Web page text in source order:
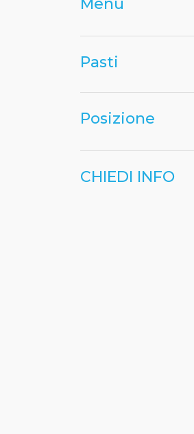
Menu
Pasti
Posizione
CHIEDI INFO